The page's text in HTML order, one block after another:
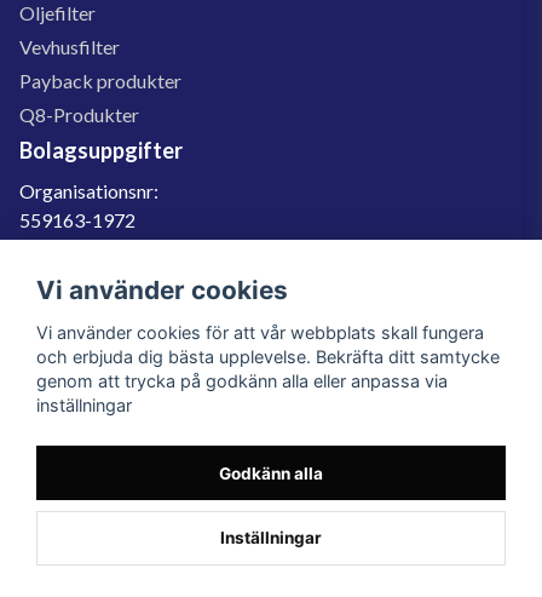
Oljefilter
Vevhusfilter
Payback produkter
Q8-Produkter
Bolagsuppgifter
Organisationsnr:
559163-1972
SE559163197201
060-566 800
info@filter.se
559163-1972
© 2023 Filter.se, All rights reserved.
Vi använder cookies
Vi använder cookies för att vår webbplats skall fungera
och erbjuda dig bästa upplevelse. Bekräfta ditt samtycke
genom att trycka på godkänn alla eller anpassa via
inställningar
Godkänn alla
Inställningar